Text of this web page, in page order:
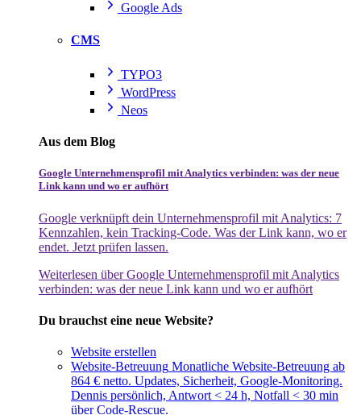
Google Ads
CMS
TYPO3
WordPress
Neos
Aus dem Blog
Google Unternehmensprofil mit Analytics verbinden: was der neue
Link kann und wo er aufhört
Google verknüpft dein Unternehmensprofil mit Analytics: 7
Kennzahlen, kein Tracking-Code. Was der Link kann, wo er
endet. Jetzt prüfen lassen.
Weiterlesen über Google Unternehmensprofil mit Analytics
verbinden: was der neue Link kann und wo er aufhört
Du brauchst eine neue Website?
Website erstellen
Website-Betreuung Monatliche Website-Betreuung ab
864 € netto. Updates, Sicherheit, Google-Monitoring.
Dennis persönlich, Antwort < 24 h, Notfall < 30 min
über Code-Rescue.